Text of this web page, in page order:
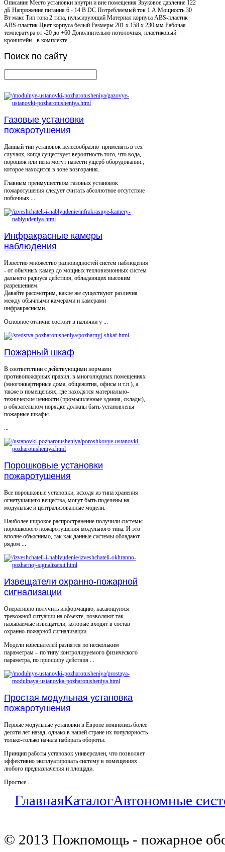
Описание Место установки внутри и вне помещения Звуковое давление 122
дБ Напряжение питания 6 - 14 В DC Потребляемый ток 1 А Мощность 30
Вт макс Тип тона 2 типа, пульсирующий Материал корпуса ABS-пластик
ABS-пластик Цвет корпуса белый Размеры 201 х 158 х 230 мм Рабочая
температура от -20 до +60 Дополнительно потолочная, пластиковый
кронштейн - в комплекте
Поиск по сайту
Газовые установки
пожаротушения
Данный тип установок целесообразно применять в тех
случаях, когда существует вероятность того, что вода,
порошок или пена могут нанести ущерб оборудовании.,
которое находится в зоне возгорания.
Главным преимуществом газовых установок
пожаротушения следует считать абсолютное отсутствие
побочных ...
Инфракрасные камеры
наблюдения
Известно множество разновидностей систем наблюдения
- от обычных камер до мощных тепловизионных систем
дальнего радиуса действия, обладающих высоким
разрешением.
Давайте рассмотрим, какие же существуют различия
между обычными камерами и камерами
инфракрасными.
Основное отличие состоит в наличии у ...
Пожарный шкаф
В соответствии с действующими нормами
противопожарных правил, в многолюдных помещениях
(многоквартирные дома, общежития, офисы и т.п.), а
также в помещениях, где находятся материально-
технические ценности (промышленные здания, склады),
в обязательном порядке должны быть установлены
пожарные шкафы.
...
Порошковые установки
пожаротушения
Все порошковые установки, исходя из типа хранения
огнетушащего вещества, могут быть поделены на
модульные и централизованные модели.
Наиболее широкое распространение получили системы
порошкового пожаротушения модульного типа. И это
вполне объяснимо, так как данные системы обладают
рядом ...
Извещатели охранно-пожарной
сигнализации
Оперативно получить информацию, касающуюся
тревожной ситуации на объекте, позволяют так
называемые извещатели, которые входят в состав
охранно-пожарной сигнализации.
Модели извещателей разнятся по нескольким
параметрам – по типу контролируемого физического
параметра, по принципу действия ...
Простая модульная установка
пожаротушения
Первые модульные установки в Европе появились более
десяти лет назад, однако в нашей стране их популярность
только-только начала набирать обороты.
Принцип работы установок универсален, что позволяет
эффективно эксплуатировать систему в помещениях
любого предназначения и площади.
Простые ...
ГлавнаяКаталогАвтономные
© 2013 Пожпомощь - пожарное